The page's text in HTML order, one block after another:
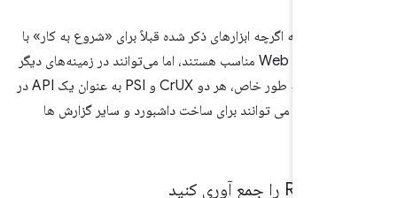
است که اگرچه ابزارهای ذکر شده قبلاً برای «شروع به کار» با
اندازه‌گیری Web Vitals مناسب هستند، اما می‌توانند در زمینه‌های دیگر
نیز مفید باشند. به طور خاص، هر دو CrUX و PSI به عنوان یک API در
و می توانند برای ساخت داشبورد و سایر گزارش ها